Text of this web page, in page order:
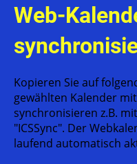
Web-
Kopieren Sie auf
gewählten Kalender
synchronisieren z.B.
"ICSSync". Der
laufend automatisch